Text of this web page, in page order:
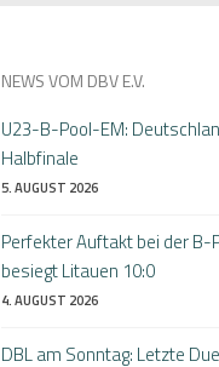
NEWS VOM DBV E.V.
U23-B-Pool-EM:
Halbfinale
5. AUGUST 2026
Perfekter Auftakt bei der B-
besiegt Litauen 10:0
4. AUGUST 2026
DBL am Sonntag: Letzte